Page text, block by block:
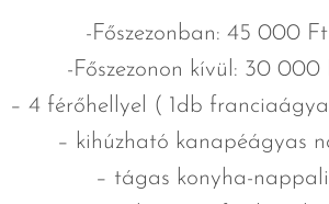
-Főszezonban: 45 000
-Főszezonon kívül: 30 000
– 4 férőhellyel ( 1db
– kihúzható kanapéágyas
– tágas konyha-